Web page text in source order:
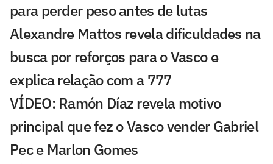
para perder peso antes de lutas
Alexandre Mattos revela dificuldades na
busca por reforços para o Vasco e
explica relação com a 777
VÍDEO: Ramón Díaz revela motivo
principal que fez o Vasco vender Gabriel
Pec e Marlon Gomes